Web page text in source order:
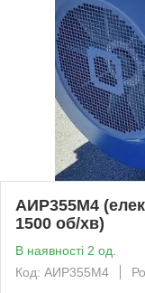
АИР355М4
1500 об/хв)
В наявності 2 од.
Код: АИР355М4